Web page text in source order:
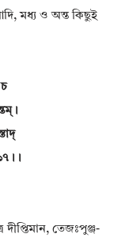
মধ্য ও অন্ত কিছুই
দীপ্তিমান, তেজঃপুঞ্জ-